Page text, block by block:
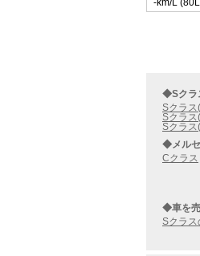
-km/L
◆Sクラ
Sクラ
Sクラ
Sクラ
◆メルセ
Cクラス
◆車を
Sクラス